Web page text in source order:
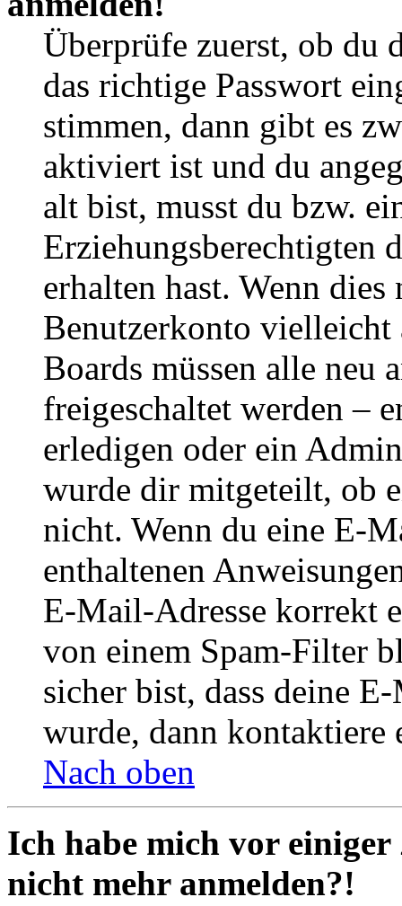
Überprüfe zuerst, ob du
das richtige Passwort
stimmen, dann gibt es
aktiviert ist und du
alt bist, musst du bzw.
Erziehungsberechtigten
erhalten hast. Wenn
Benutzerkonto
Boards müssen alle neu
freigeschaltet werden –
erledigen oder ein
wurde dir mitgeteilt, ob
nicht. Wenn du eine E-
enthaltenen
E-Mail-Adresse korrekt
von einem Spam-Filter
sicher bist, dass deine
wurde, dann kontaktiere
Nach oben
Ich habe mich vor
nicht mehr anmelden?!